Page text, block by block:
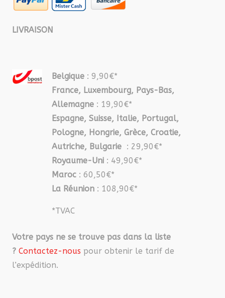
LIVRAISON
Belgique : 9,90€*
France, Luxembourg, Pays-Bas,
Allemagne : 19,90€*
Espagne, Suisse, Italie, Portugal,
Pologne, Hongrie, Grèce, Croatie,
Autriche, Bulgarie : 29,90€*
Royaume-Uni : 49,90€*
Maroc : 60,50€*
La Réunion : 108,90€*
*TVAC
Votre pays ne se trouve pas dans la liste
? Contactez-nous pour obtenir le tarif de
l’expédition.